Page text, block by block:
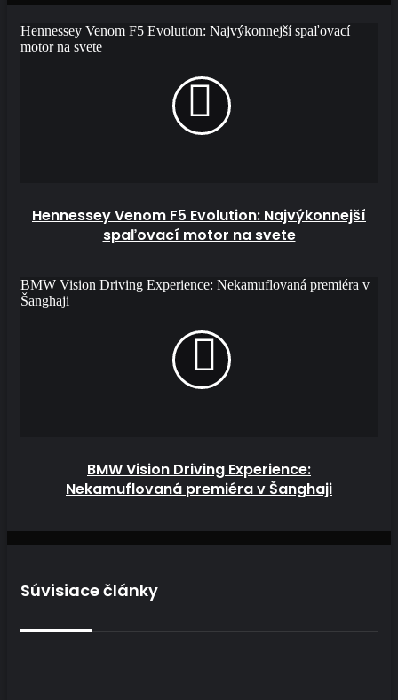
Hennessey Venom F5 Evolution: Najvýkonnejší spaľovací
motor na svete
Hennessey Venom F5 Evolution: Najvýkonnejší
spaľovací motor na svete
BMW Vision Driving Experience: Nekamuflovaná premiéra v
Šanghaji
BMW Vision Driving Experience:
Nekamuflovaná premiéra v Šanghaji
Súvisiace články